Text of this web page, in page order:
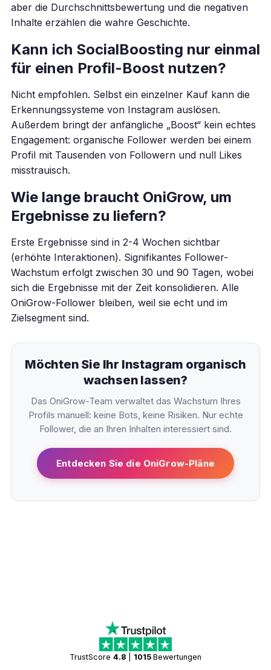
aber die Durchschnittsbewertung und die negativen
Inhalte erzählen die wahre Geschichte.
Kann ich SocialBoosting nur einmal
für einen Profil-Boost nutzen?
Nicht empfohlen. Selbst ein einzelner Kauf kann die
Erkennungssysteme von Instagram auslösen.
Außerdem bringt der anfängliche „Boost“ kein echtes
Engagement: organische Follower werden bei einem
Profil mit Tausenden von Followern und null Likes
misstrauisch.
Wie lange braucht OniGrow, um
Ergebnisse zu liefern?
Erste Ergebnisse sind in 2-4 Wochen sichtbar
(erhöhte Interaktionen). Signifikantes Follower-
Wachstum erfolgt zwischen 30 und 90 Tagen, wobei
sich die Ergebnisse mit der Zeit konsolidieren. Alle
OniGrow-Follower bleiben, weil sie echt und im
Zielsegment sind.
Möchten Sie Ihr Instagram organisch
wachsen lassen?
Das OniGrow-Team verwaltet das Wachstum Ihres
Profils manuell: keine Bots, keine Risiken. Nur echte
Follower, die an Ihren Inhalten interessiert sind.
Entdecken Sie die OniGrow-Pläne
TrustScore 4.8 1015 Bewertungen